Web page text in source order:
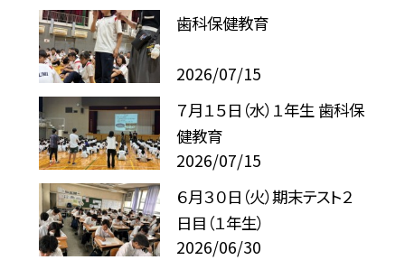
歯科保健教育
2026/07/15
７月１５日（水）１年生 歯科保
健教育
2026/07/15
６月３０日（火）期末テスト２
日目（１年生）
2026/06/30